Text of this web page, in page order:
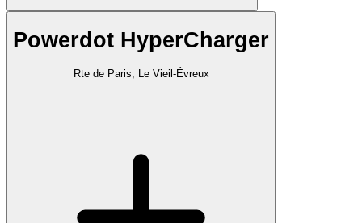
Powerdot HyperCharger
Rte de Paris, Le Vieil-Évreux